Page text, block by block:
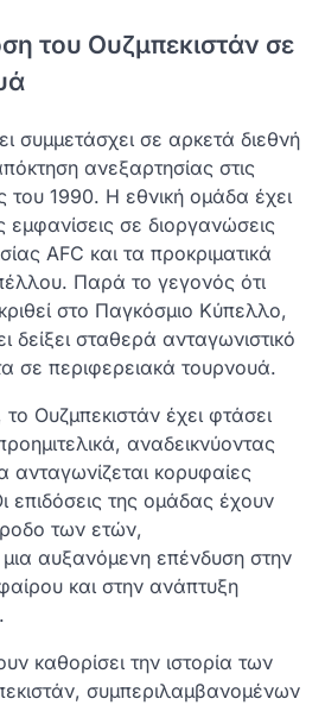
του Ουζμπεκιστάν σε
συμμετάσχει σε αρκετά διεθνή
ανεξαρτησίας στις
του 1990. Η εθνική ομάδα έχει
εμφανίσεις σε διοργανώσεις
AFC και τα προκριματικά
Παρά το γεγονός ότι
στο Παγκόσμιο Κύπελλο,
δείξει σταθερά ανταγωνιστικό
σε περιφερειακά τουρνουά.
Ουζμπεκιστάν έχει φτάσει
αναδεικνύοντας
ανταγωνίζεται κορυφαίες
επιδόσεις της ομάδας έχουν
των ετών,
μια αυξανόμενη επένδυση στην
και στην ανάπτυξη
καθορίσει την ιστορία των
συμπεριλαμβανομένων